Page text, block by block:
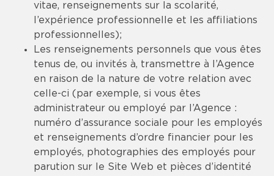
vitae, renseignements sur la scolarité,
l’expérience professionnelle et les affiliations
professionnelles);
Les renseignements personnels que vous êtes
tenus de, ou invités à, transmettre à l’Agence
en raison de la nature de votre relation avec
celle-ci (par exemple, si vous êtes
administrateur ou employé par l’Agence :
numéro d’assurance sociale pour les employés
et renseignements d’ordre financier pour les
employés, photographies des employés pour
parution sur le Site Web et pièces d’identité